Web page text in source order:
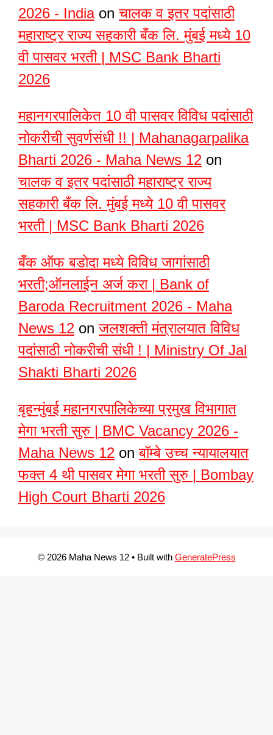
2026 - Indiaonचालक व इतर पदांसाठी
महाराष्ट्र राज्य सहकारी बँक लि. मुंबई मध्ये 10
वी पासवर भरती | MSC Bank Bharti
2026
महानगरपालिकेत 10 वी पासवर विविध पदांसाठी
नोकरीची सुवर्णसंधी !! | Mahanagarpalika
Bharti 2026 - Maha News 12 on
चालक व इतर पदांसाठी महाराष्ट्र राज्य
सहकारी बँक लि. मुंबई मध्ये 10 वी पासवर
भरती | MSC Bank Bharti 2026
बँक ऑफ बडोदा मध्ये विविध जागांसाठी
भरती;ऑनलाईन अर्ज करा | Bank of
Baroda Recruitment 2026 - Maha
News 12 onजलशक्ती मंत्रालयात विविध
पदांसाठी नोकरीची संधी ! | Ministry Of Jal
Shakti Bharti 2026
बृहन्मुंबई महानगरपालिकेच्या प्रमुख विभागात
मेगा भरती सुरु | BMC Vacancy 2026 -
Maha News 12 onबॉम्बे उच्च न्यायालयात
फक्त 4 थी पासवर मेगा भरती सुरु | Bombay
High Court Bharti 2026
© 2026 Maha News 12• Built with GeneratePress